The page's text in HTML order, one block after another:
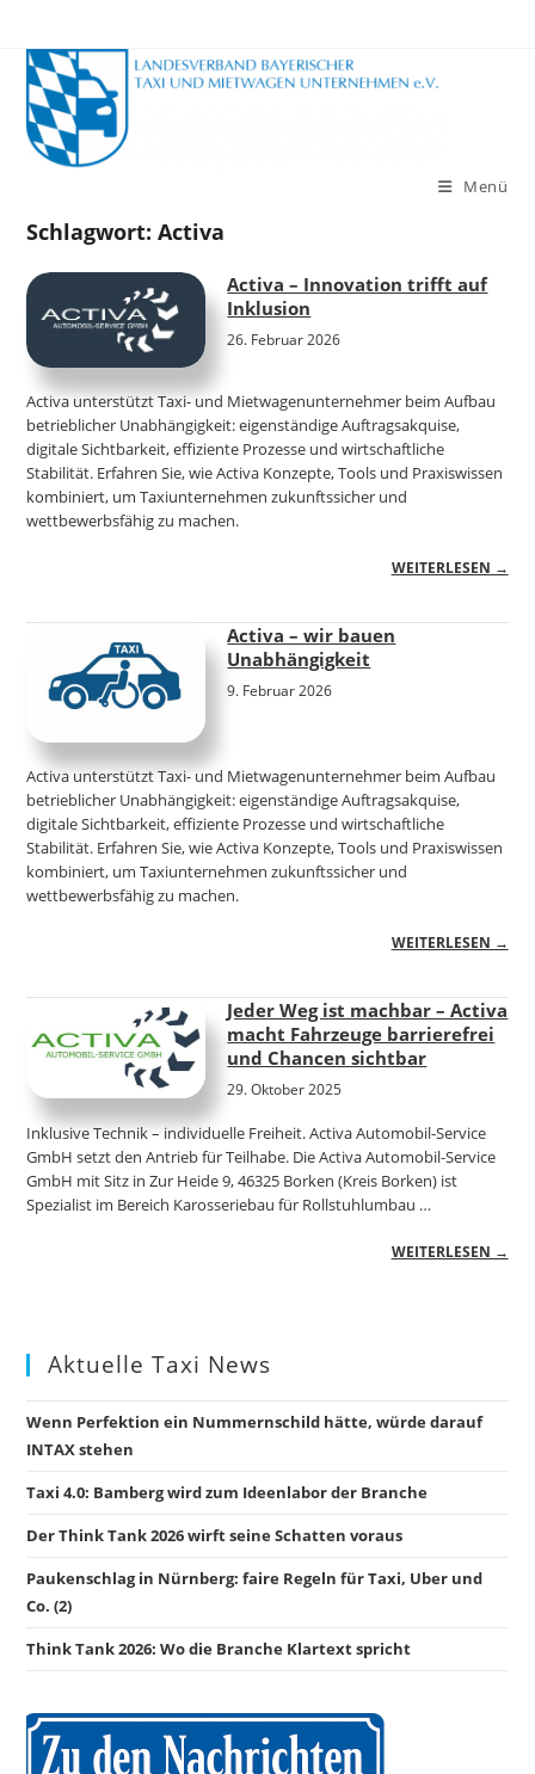
Inhalt
springen
Menü
Schlagwort:Activa
Activa – Innovation trifft auf
Inklusion
26. Februar 2026
Activa unterstützt Taxi- und Mietwagenunternehmer beim Aufbau
betrieblicher Unabhängigkeit: eigenständige Auftragsakquise,
digitale Sichtbarkeit, effiziente Prozesse und wirtschaftliche
Stabilität. Erfahren Sie, wie Activa Konzepte, Tools und Praxiswissen
kombiniert, um Taxiunternehmen zukunftssicher und
wettbewerbsfähig zu machen.
WEITERLESEN →
Activa – wir bauen
Unabhängigkeit
9. Februar 2026
Activa unterstützt Taxi- und Mietwagenunternehmer beim Aufbau
betrieblicher Unabhängigkeit: eigenständige Auftragsakquise,
digitale Sichtbarkeit, effiziente Prozesse und wirtschaftliche
Stabilität. Erfahren Sie, wie Activa Konzepte, Tools und Praxiswissen
kombiniert, um Taxiunternehmen zukunftssicher und
wettbewerbsfähig zu machen.
WEITERLESEN →
Jeder Weg ist machbar – Activa
macht Fahrzeuge barrierefrei
und Chancen sichtbar
29. Oktober 2025
Inklusive Technik – individuelle Freiheit. Activa Automobil-Service
GmbH setzt den Antrieb für Teilhabe. Die Activa Automobil-Service
GmbH mit Sitz in Zur Heide 9, 46325 Borken (Kreis Borken) ist
Spezialist im Bereich Karosseriebau für Rollstuhlumbau …
WEITERLESEN →
Aktuelle Taxi News
Wenn Perfektion ein Nummernschild hätte, würde darauf
INTAX stehen
Taxi 4.0: Bamberg wird zum Ideenlabor der Branche
Der Think Tank 2026 wirft seine Schatten voraus
Paukenschlag in Nürnberg: faire Regeln für Taxi, Uber und
Co. (2)
Think Tank 2026: Wo die Branche Klartext spricht